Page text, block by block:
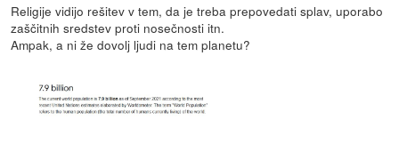
Religije vidijo rešitev v tem, da je treba prepovedati splav, uporabo
zaščitnih sredstev proti nosečnosti itn.
Ampak, a ni že dovolj ljudi na tem planetu?